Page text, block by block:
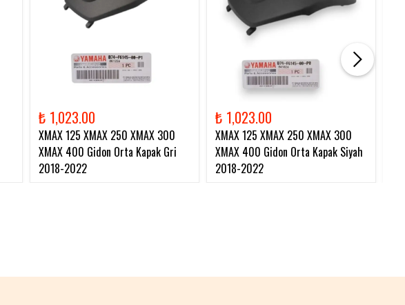
₺ 1,023.00
XMAX 125 XMAX 250 XMAX 300
XMAX 400 Gidon Orta Kapak Gri
2018-2022
₺ 1,023.00
XMAX 125 XMAX 250 XMAX 300
XMAX 400 Gidon Orta Kapak Siyah
2018-2022